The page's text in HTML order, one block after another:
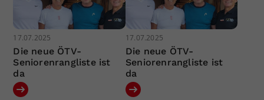
17.07.2025
Die neue ÖTV-
Seniorenrangliste ist
da
17.07.2025
Die neue ÖTV-
Seniorenrangliste ist
da